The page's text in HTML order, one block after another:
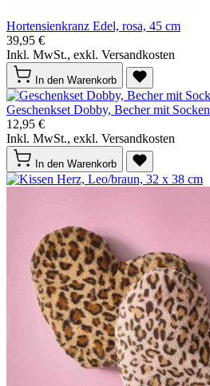
Hortensienkranz Edel, rosa, 45 cm
39,95 €
Inkl. MwSt., exkl. Versandkosten
In den Warenkorb
Geschenkset Dobby, Becher mit Socken
12,95 €
Inkl. MwSt., exkl. Versandkosten
In den Warenkorb